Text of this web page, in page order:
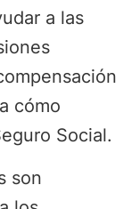
a las
cómo
Social.
son